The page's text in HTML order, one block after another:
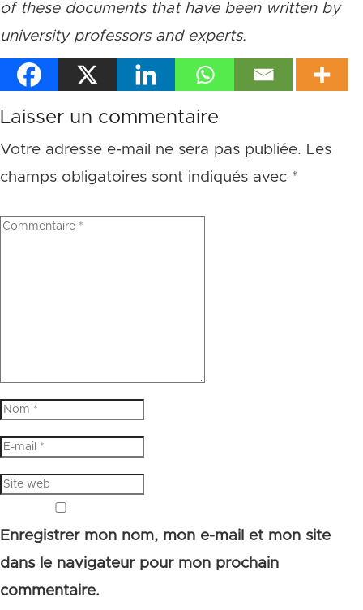
of these documents that have been written by
university professors and experts.
Laisser un commentaire
Votre adresse e-mail ne sera pas publiée. Les
champs obligatoires sont indiqués avec *
Enregistrer mon nom, mon e-mail et mon site
dans le navigateur pour mon prochain
commentaire.